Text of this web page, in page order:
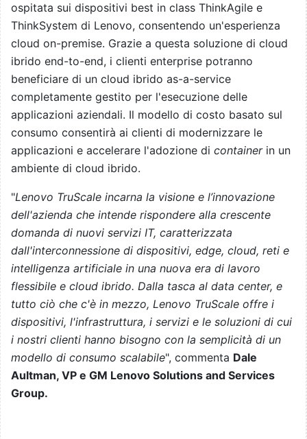
ospitata sui dispositivi best in class ThinkAgile e
ThinkSystem di Lenovo, consentendo un'esperienza
cloud on-premise. Grazie a questa soluzione di cloud
ibrido end-to-end, i clienti enterprise potranno
beneficiare di un cloud ibrido as-a-service
completamente gestito per l'esecuzione delle
applicazioni aziendali. Il modello di costo basato sul
consumo consentirà ai clienti di modernizzare le
applicazioni e accelerare l'adozione di container in un
ambiente di cloud ibrido.
"Lenovo TruScale incarna la visione e l’innovazione
dell'azienda che intende rispondere alla crescente
domanda di nuovi servizi IT, caratterizzata
dall'interconnessione di dispositivi, edge, cloud, reti e
intelligenza artificiale in una nuova era di lavoro
flessibile e cloud ibrido. Dalla tasca al data center, e
tutto ciò che c'è in mezzo, Lenovo TruScale offre i
dispositivi, l'infrastruttura, i servizi e le soluzioni di cui
i nostri clienti hanno bisogno con la semplicità di un
modello di consumo scalabile", commenta Dale
Aultman, VP e GM Lenovo Solutions and Services
Group.